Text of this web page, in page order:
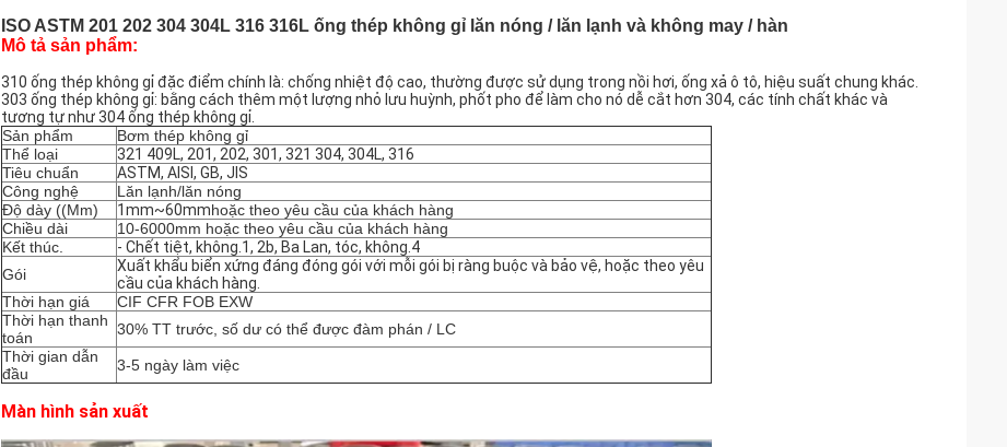
ISO ASTM 201 202 304 304L 316 316L ống thép không gỉ lăn nóng / lăn lạnh và không may / hàn
Mô tả sản phẩm:
310 ống thép không gỉ đặc điểm chính là: chống nhiệt độ cao, thường được sử dụng trong nồi hơi, ống xả ô tô, hiệu suất chung khác.
303 ống thép không gỉ: bằng cách thêm một lượng nhỏ lưu huỳnh, phốt pho để làm cho nó dễ cắt hơn 304, các tính chất khác và
tương tự như 304 ống thép không gỉ.
Sản phẩm
Bơm thép không gỉ
Thể loại
321 409L, 201, 202, 301, 321 304, 304L, 316
Tiêu chuẩn
ASTM, AISI, GB, JIS
Công nghệ
Lăn lạnh/lăn nóng
Độ dày ((Mm)
1mm~60mmhoặc theo yêu cầu của khách hàng
Chiều dài
10-6000mm hoặc theo yêu cầu của khách hàng
Kết thúc.
- Chết tiệt, không.1, 2b, Ba Lan, tóc, không.4
Gói
Xuất khẩu biển xứng đáng đóng gói với mỗi gói bị ràng buộc và bảo vệ, hoặc theo yêu
cầu của khách hàng.
Thời hạn giá
CIF CFR FOB EXW
Thời hạn thanh
toán
30% TT trước, số dư có thể được đàm phán / LC
Thời gian dẫn
đầu
3-5 ngày làm việc
Màn hình sản xuất